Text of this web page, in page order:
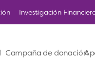
Investigación
Campaña de donación